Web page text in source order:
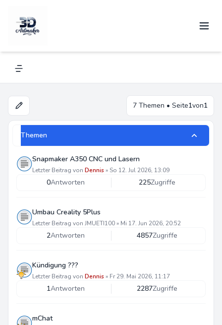
Navigation menu
7 Themen • Seite1von1
Themen
Snapmaker A350 CNC und Lasern
Letzter Beitrag von Dennis» So 12. Jul 2026, 13:09
0Antworten 225Zugriffe
Umbau Creality 5Plus
Letzter Beitrag von JMUETI100» Mi 17. Jun 2026, 20:52
2Antworten 4857Zugriffe
Kündigung ???
Letzter Beitrag von Dennis» Fr 29. Mai 2026, 11:17
1Antworten 2287Zugriffe
mChat